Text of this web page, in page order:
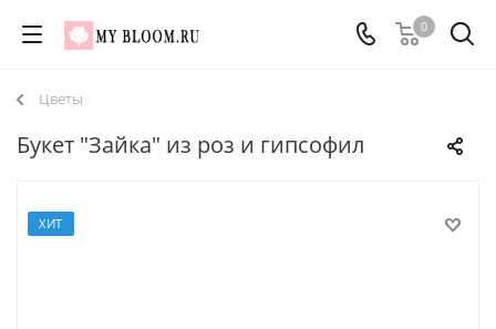
0
Цветы
Букет "Зайка" из роз и гипсофил
ХИТ